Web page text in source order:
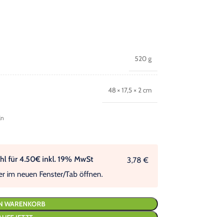
520 g
48 × 17,5 × 2 cm
für 4.50€ inkl. 19% MwSt
im neuen Fenster/Tab öffnen.
3,78 €
WARENKORB